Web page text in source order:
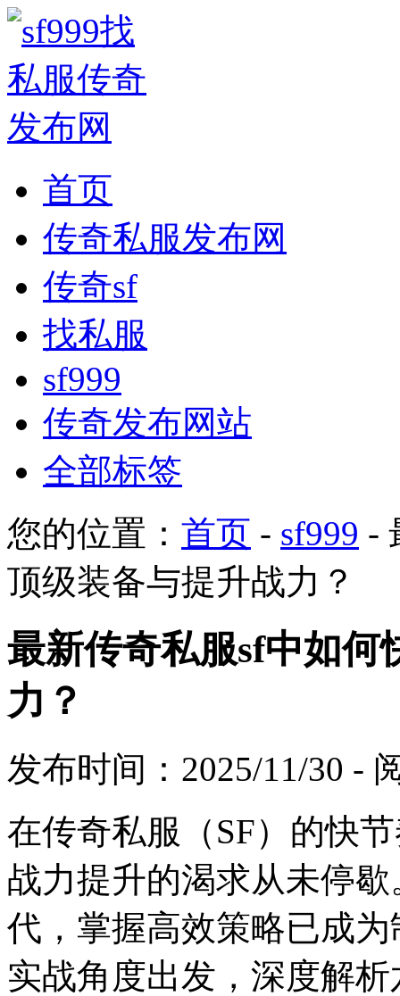
首页
传奇私服发布网
传奇sf
找私服
sf999
传奇发布网站
全部标签
您的位置： 首页 - sf999 -
顶级装备与提升战力？
最新传奇私服sf中如何
力？
发布时间：2025/11/30 -
在传奇私服（SF）的快
战力提升的渴求从未停
代，掌握高效策略已成
实战角度出发，深度解